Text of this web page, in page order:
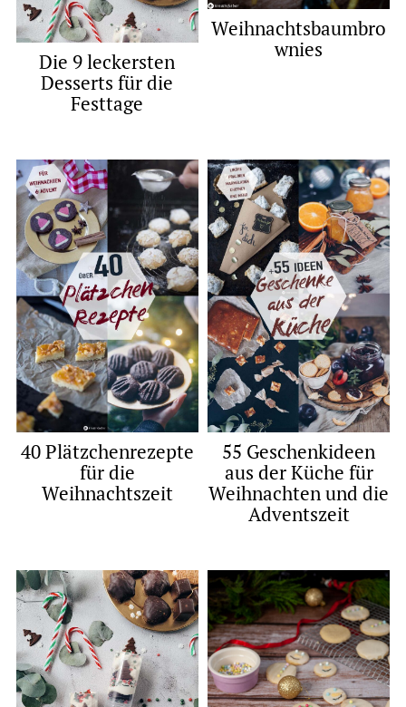
Die 9 leckersten
Desserts für die
Festtage
Weihnachtsbaumbro
wnies
40 Plätzchenrezepte
für die
Weihnachtszeit
55 Geschenkideen
aus der Küche für
Weihnachten und die
Adventszeit